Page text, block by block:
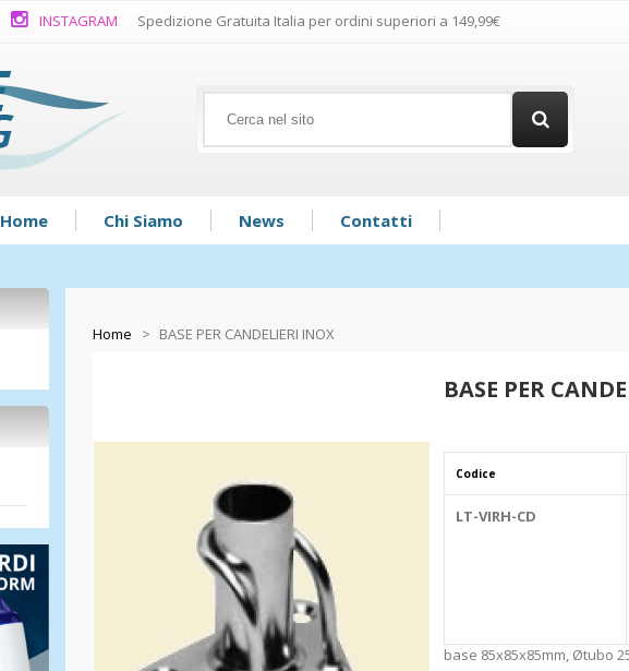
INSTAGRAM Spedizione Gratuita Italia per ordini superiori a 149,99€
Home Chi Siamo News Contatti
Home > BASE PER CANDELIERI INOX
BASE PER
Codice
LT-VIRH-CD
base 85x85x85mm, Øtubo